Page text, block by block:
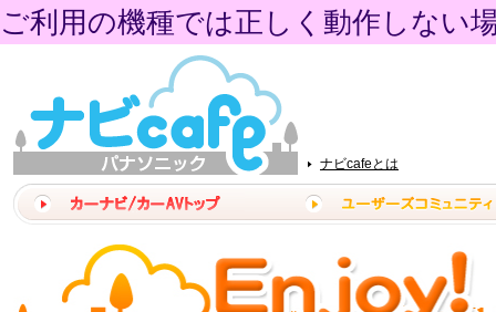
ご利用の機種では正しく動作しない
ナビcafeとは